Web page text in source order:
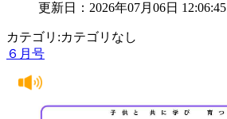
更新日：2026年07月06日 12:06:45
カテゴリ:カテゴリなし
６月号